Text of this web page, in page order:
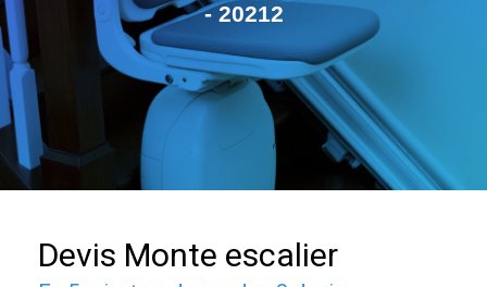
- 20212
Devis Monte escalier